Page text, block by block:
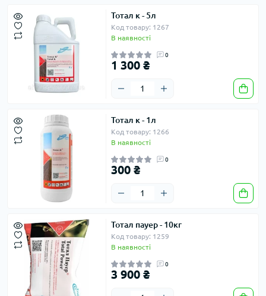
Тотал к - 5л
Код товару: 1267
В наявності
0
1 300 ₴
Тотал к - 1л
Код товару: 1266
В наявності
0
300 ₴
Тотал пауер - 10кг
Код товару: 1259
В наявності
0
3 900 ₴